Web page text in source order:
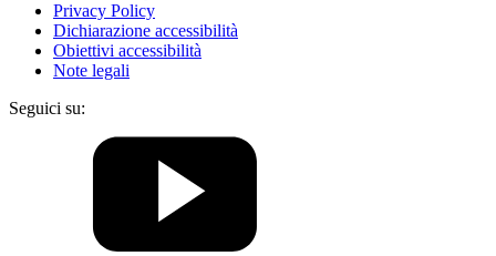
Privacy Policy
Dichiarazione accessibilità
Obiettivi accessibilità
Note legali
Seguici su: